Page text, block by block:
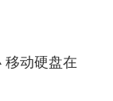
移动硬盘在